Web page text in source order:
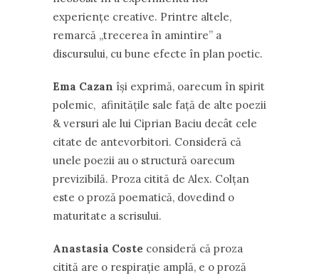
experiențe creative. Printre altele,
remarcă ,,trecerea în amintire” a
discursului, cu bune efecte în plan poetic.
Ema Cazan își exprimă, oarecum în spirit
polemic, afinitățile sale față de alte poezii
& versuri ale lui Ciprian Baciu decât cele
citate de antevorbitori. Consideră că
unele poezii au o structură oarecum
previzibilă. Proza citită de Alex. Colțan
este o proză poematică, dovedind o
maturitate a scrisului.
Anastasia Coste consideră că proza
citită are o respirație amplă, e o proză